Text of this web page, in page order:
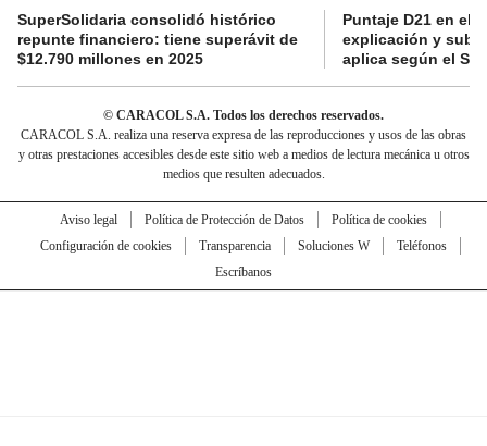
SuperSolidaria consolidó histórico
repunte financiero: tiene superávit de
$12.790 millones en 2025
Puntaje D21 en el
explicación y
aplica según el
© CARACOL S.A. Todos los derechos reservados.
CARACOL S.A. realiza una reserva expresa de las reproducciones y usos de las obras
y otras prestaciones accesibles desde este sitio web a medios de lectura mecánica u otros
medios que resulten adecuados.
Aviso legal Política de Protección de Datos
Política de cookies
Configuración de cookies
Transparencia Soluciones W
Teléfonos
Escríbanos